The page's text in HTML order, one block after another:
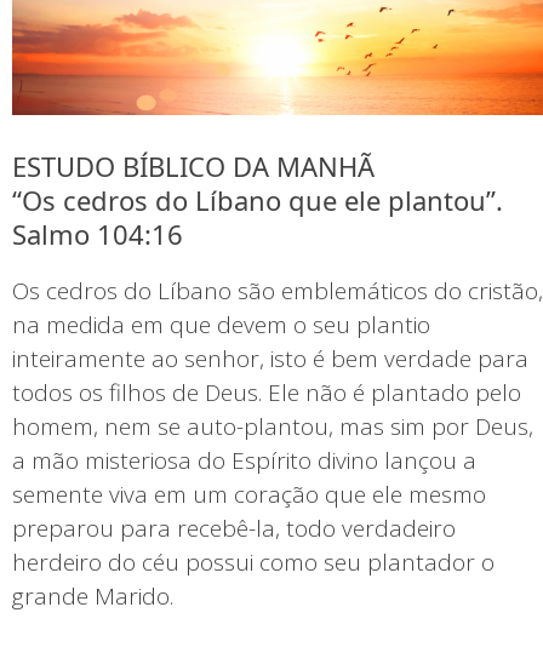
ESTUDO BÍBLICO DA MANHÃ
“Os cedros do Líbano que ele plantou”.
Salmo 104:16
Os cedros do Líbano são emblemáticos do cristão,
na medida em que devem o seu plantio
inteiramente ao senhor, isto é bem verdade para
todos os filhos de Deus. Ele não é plantado pelo
homem, nem se auto-plantou, mas sim por Deus,
a mão misteriosa do Espírito divino lançou a
semente viva em um coração que ele mesmo
preparou para recebê-la, todo verdadeiro
herdeiro do céu possui como seu plantador o
grande Marido.